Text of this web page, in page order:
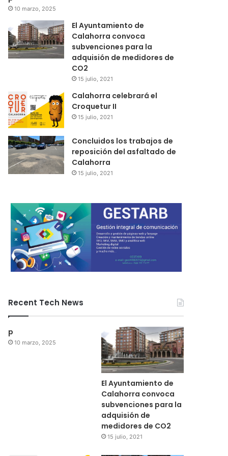
10 marzo, 2025
El Ayuntamiento de
Calahorra convoca
subvenciones para la
adquisión de medidores de
CO2
15 julio, 2021
Calahorra celebrará el
Croquetur II
15 julio, 2021
Concluidos los trabajos de
reposición del asfaltado de
Calahorra
15 julio, 2021
Recent Tech News
p
10 marzo, 2025
El Ayuntamiento de
Calahorra convoca
subvenciones para la
adquisión de
medidores de CO2
15 julio, 2021